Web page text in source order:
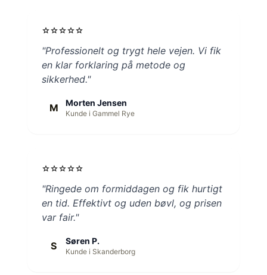
starstarstarstarstar
"Professionelt og trygt hele vejen. Vi fik
en klar forklaring på metode og
sikkerhed."
M Morten Jensen
Kunde i Gammel Rye
starstarstarstarstar
"Ringede om formiddagen og fik hurtigt
en tid. Effektivt og uden bøvl, og prisen
var fair."
S Søren P.
Kunde i Skanderborg